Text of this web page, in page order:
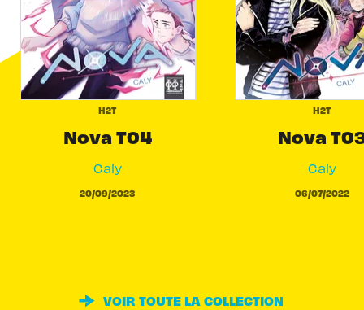
H2T
Nova T04
Caly
20/09/2023
H2T
Nova
Caly
06/07/2022
VOIR TOUTE LA COLLECTION